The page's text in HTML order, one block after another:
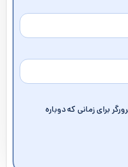
برای زمانی که دوباره